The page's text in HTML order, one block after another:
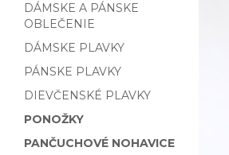
DÁMSKE A PÁNSKE
OBLEČENIE
DÁMSKE PLAVKY
PÁNSKE PLAVKY
DIEVČENSKÉ PLAVKY
PONOŽKY
PANČUCHOVÉ NOHAVICE